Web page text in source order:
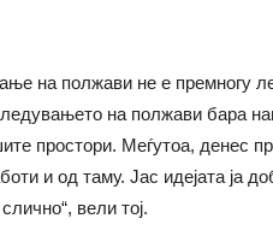
на полжави не е премногу
на полжави бара
простори. Меѓутоа, денес
и од таму. Јас идејата ја
вели тој.